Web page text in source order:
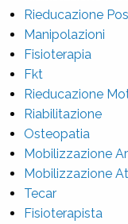
Rieducazione
Manipolazioni
Fisioterapia
Fkt
Rieducazione
Riabilitazione
Osteopatia
Mobilizzazione
Mobilizzazione
Tecar
Fisioterapista